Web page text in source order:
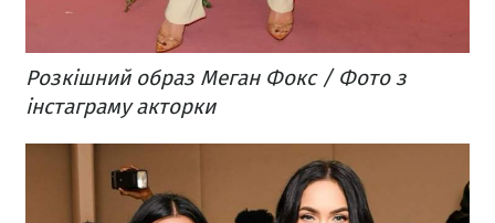
Розкішний образ Меган Фокс / Фото з
інстаграму акторки